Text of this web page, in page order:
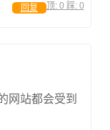
顶: 0 踩: 0
回复
网站都会受到